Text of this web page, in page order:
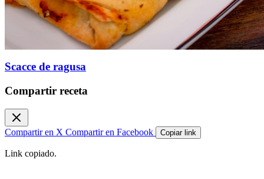
Scacce de ragusa
Compartir receta
Compartir en X Compartir en Facebook Copiar link
Link copiado.